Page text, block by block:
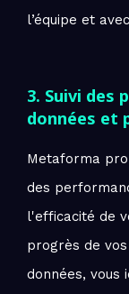
l’équipe et
3. Suivi des
données et
Metaforma
des
l'efficacité de
progrès de
données, vous